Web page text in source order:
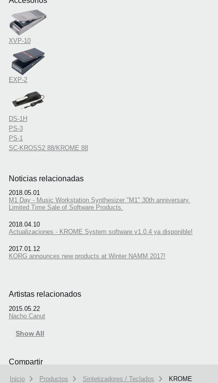
XVP-10
EXP-2
DS-1H
PS-3
PS-1
SC-KROSS2 88/KROME 88
Noticias relacionadas
2018.05.01
M1 Day - Music Workstation Synthesizer "M1" 30th anniversary.
Limited Time Sale of Software Products.
2018.04.10
Actualizaciones - KROME System software v1.0.4 ya disponible!
2017.01.12
KORG announces new products at Winter NAMM 2017!
Artistas relacionados
2015.05.22
Nacho Canut
Show All
Compartir
Inicio Productos Sintetizadores / Teclados KROME